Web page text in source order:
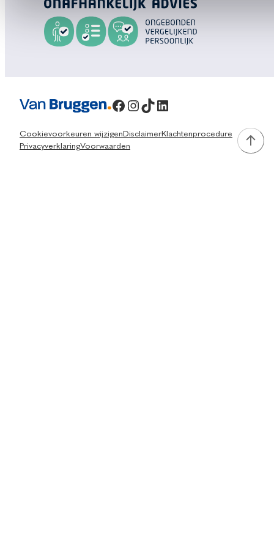
Facebook
Instagram
TikTok
LinkedIn
Cookievoorkeuren wijzigen DisclaimerKlachtenprocedure
PrivacyverklaringVoorwaarden